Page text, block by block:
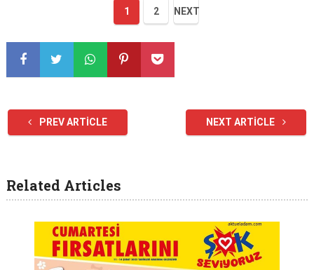
1 2 NEXT
PREV ARTICLE NEXT ARTICLE
Related Articles